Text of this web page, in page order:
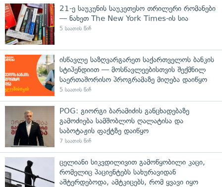
21-ე საუკუნის საუკეთესო თრილერი რომანები
— ნახეთ The New York Times-ის სია
5 საათის წინ
ისწავლე საზღვარგარეთ საქართველოს ბანკის
სტიპენდიით — მოსწავლეებისთვის შექმნილ
საერთაშორისო პროგრამაზე მიღება დაიწყო
5 საათის წინ
POG: გიორგი ბარამიძის განცხადებაზე
გამოძიება სამშობლოს ღალატისა და
საბოტაჟის ფაქტზე დაიწყო
7 საათის წინ
ცელიანი სიკვდილივით გამოწყობილი კაცი,
რომელიც პაციენტებს სახურავიდან
აშტერდებოდა, ამტკიცებს, რომ ყვავი იყო